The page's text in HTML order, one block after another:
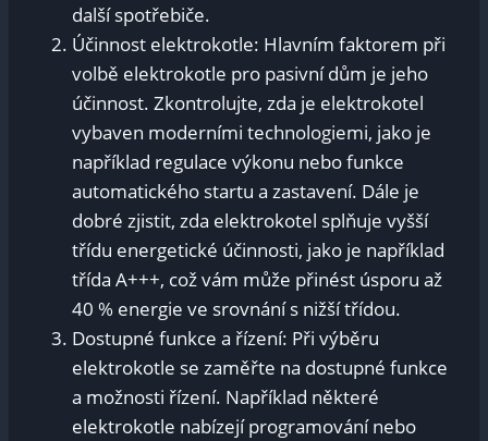
další spotřebiče.
Účinnost elektrokotle: Hlavním faktorem při
volbě elektrokotle pro pasivní dům je jeho
účinnost. Zkontrolujte, zda je elektrokotel
vybaven moderními technologiemi, jako je
například regulace výkonu nebo funkce
automatického startu a zastavení. Dále je
dobré zjistit, zda elektrokotel splňuje vyšší
třídu energetické účinnosti, jako je například
třída A+++, což vám může přinést úsporu až
40 % energie ve srovnání s nižší třídou.
Dostupné funkce a řízení: Při výběru
elektrokotle se zaměřte na dostupné funkce
a možnosti řízení. Například některé
elektrokotle nabízejí programování nebo